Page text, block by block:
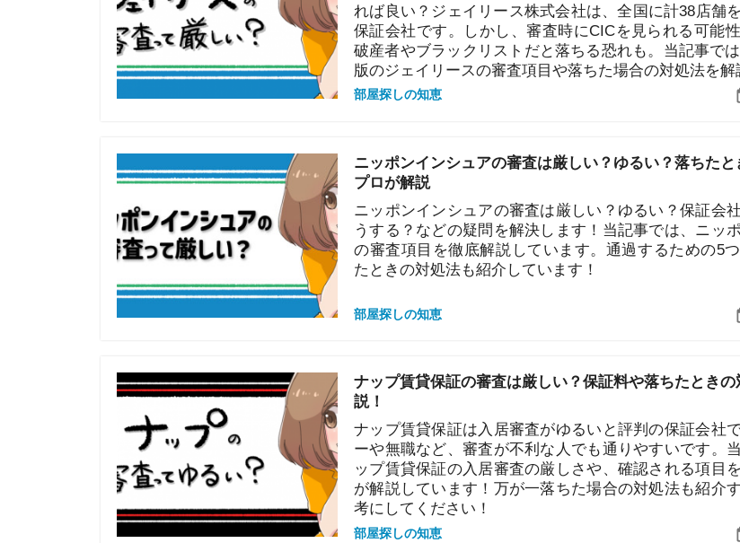
ニッポンインシュアの審査は厳しい？ゆるい？落ちたときの対処法を
プロが解説
ニッポンインシュアの審査は厳しい？ゆるい？保証会社に落ちたらど
うする？などの疑問を解決します！当記事では、ニッポンインシュア
の審査項目を徹底解説しています。通過するための5つのコツや落ち
たときの対処法も紹介しています！
ナップ賃貸保証の審査は厳しい？保証料や落ちたときの対処法を解
説！
ナップ賃貸保証は入居審査がゆるいと評判の保証会社です。フリータ
ーや無職など、審査が不利な人でも通りやすいです。当記事では、ナ
ップ賃貸保証の入居審査の厳しさや、確認される項目を現役影響マン
が解説しています！万が一落ちた場合の対処法も紹介するのでぜひ参
考にしてください！
2025年06月20日
部屋探しの知恵
興和アシストの審査は厳しい？通すコツや落ちたときの対処法を不動
産屋が解説
興和アシストの審査は厳しい？ゆるい？保証会社に落ちたらどうす
る？などの疑問を解決します！当記事では、興和アシストの審査項目
を徹底解説しています。通過するための5つのコツや落ちたときの対
処法を、現役の不動産営業マンが解説しています！